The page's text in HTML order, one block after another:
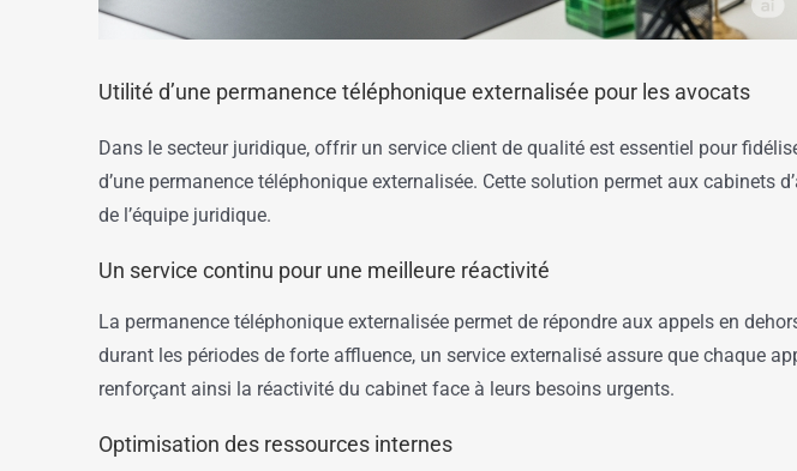
Utilité d’une permanence téléphonique externalisée pour les avocats
Dans le secteur juridique, offrir un service client de qualité est essentiel pour
d’une permanence téléphonique externalisée. Cette solution permet aux
de l’équipe juridique.
Un service continu pour une meilleure réactivité
La permanence téléphonique externalisée permet de répondre aux appels en
durant les périodes de forte affluence, un service externalisé assure que chaque
renforçant ainsi la réactivité du cabinet face à leurs besoins urgents.
Optimisation des ressources internes